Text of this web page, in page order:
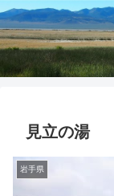
見立の湯
岩手県